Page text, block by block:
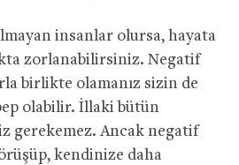
insanlar olursa, hayata
zorlanabilirsiniz. Negatif
birlikte olamanız sizin de
olabilir. İllaki bütün
gerekemez. Ancak negatif
kendinize daha